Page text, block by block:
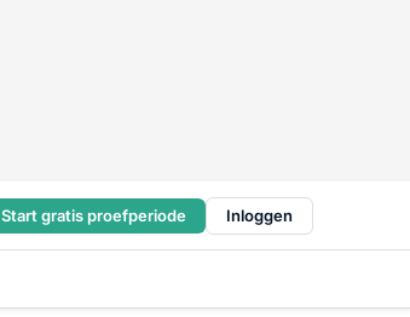
Start gratis proefperiode Inloggen